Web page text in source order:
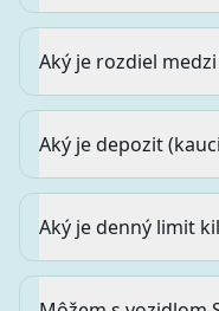
Aký je rozdiel
Aký je depozit
Aký je denný limit